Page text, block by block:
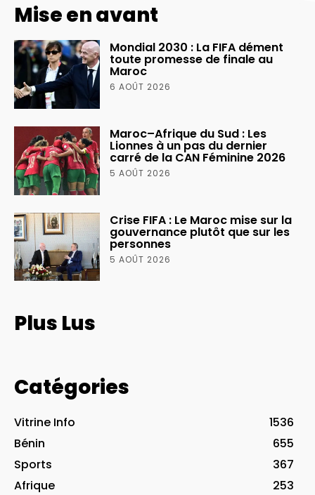
Mise en avant
Mondial 2030 : La FIFA dément
toute promesse de finale au
Maroc
6 AOÛT 2026
Maroc–Afrique du Sud : Les
Lionnes à un pas du dernier
carré de la CAN Féminine 2026
5 AOÛT 2026
Crise FIFA : Le Maroc mise sur la
gouvernance plutôt que sur les
personnes
5 AOÛT 2026
Plus Lus
Catégories
Vitrine Info
1536
Bénin
655
Sports
367
Afrique
253